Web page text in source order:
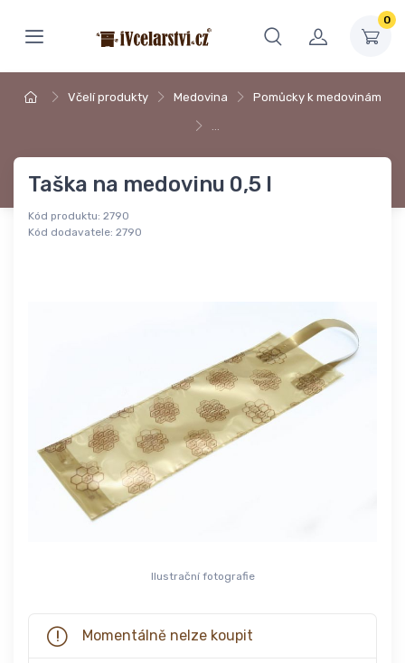
0
Včelí produkty Medovina Pomůcky k medovinám
…
Taška na medovinu 0,5 l
Kód produktu: 2790
Kód dodavatele: 2790
Ilustrační fotografie
Momentálně nelze koupit